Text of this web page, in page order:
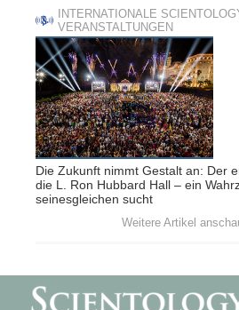
INTERNATIONALE
VERANSTALTUNGEN
Die Zukunft nimmt Gestalt an: Der
die L. Ron Hubbard Hall – ein
seinesgleichen sucht
Weitere Artikel